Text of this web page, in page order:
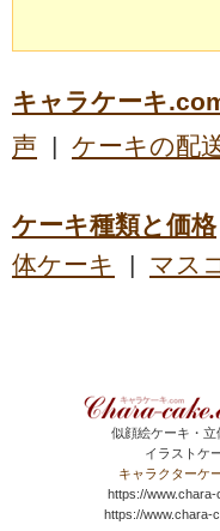
キャラケーキ
声 | ケーキの配
ケーキ種類と価格
体ケーキ
| マス
似顔絵ケーキ・立
イラストケ
キャラクターケ
https://www.chara-
https://www.chara-